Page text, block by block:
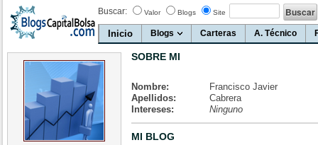
Buscar: Valor Blogs Site
Inicio Blogs Carteras A. Técnico
SOBRE MI
Nombre:
Francisco Javier
Apellidos:
Cabrera
Intereses:
Ninguno
MI BLOG